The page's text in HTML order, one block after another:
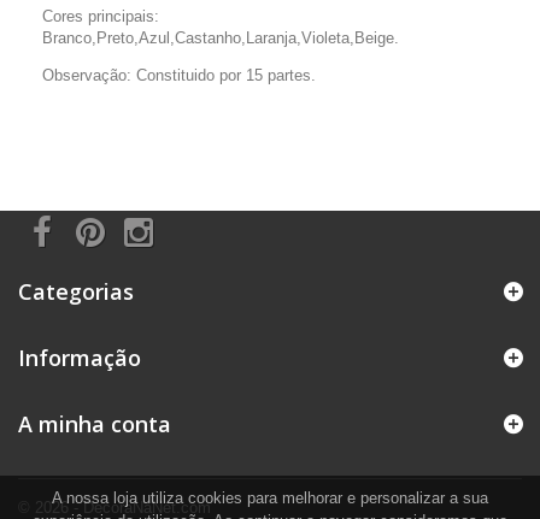
Cores principais:
Branco,Preto,Azul,Castanho,Laranja,Violeta,Beige.
Observação: Constituido por 15 partes.
Categorias
Informação
© 2026 - DecoraNaNet.com
A minha conta
A nossa loja utiliza cookies para melhorar e personalizar a sua